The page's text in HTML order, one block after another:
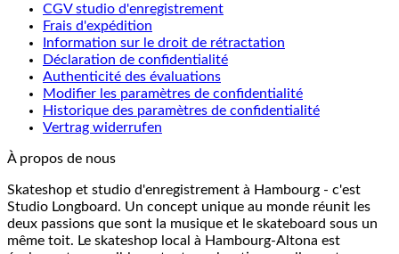
CGV studio d'enregistrement
Frais d'expédition
Information sur le droit de rétractation
Déclaration de confidentialité
Authenticité des évaluations
Modifier les paramètres de confidentialité
Historique des paramètres de confidentialité
Vertrag widerrufen
À propos de nous
Skateshop et studio d'enregistrement à Hambourg - c'est
Studio Longboard. Un concept unique au monde réunit les
deux passions que sont la musique et le skateboard sous un
même toit. Le skateshop local à Hambourg-Altona est